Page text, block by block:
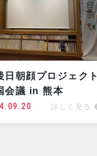
日朝顔プロジェクト
会議 in 熊本
詳しく見る